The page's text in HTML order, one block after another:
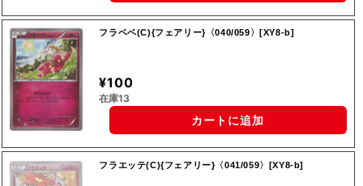
フラベベ(C){フェアリー}〈040/059〉[XY8-b]
¥100
在庫13
カートに追加
フラエッテ(C){フェアリー}〈041/059〉[XY8-b]